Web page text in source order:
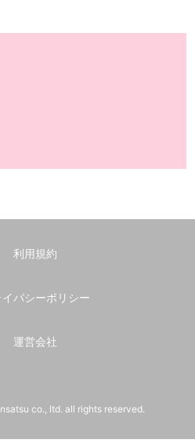
利用規約
イバシーポリシー
運営会社
co., ltd. all rights reserved.